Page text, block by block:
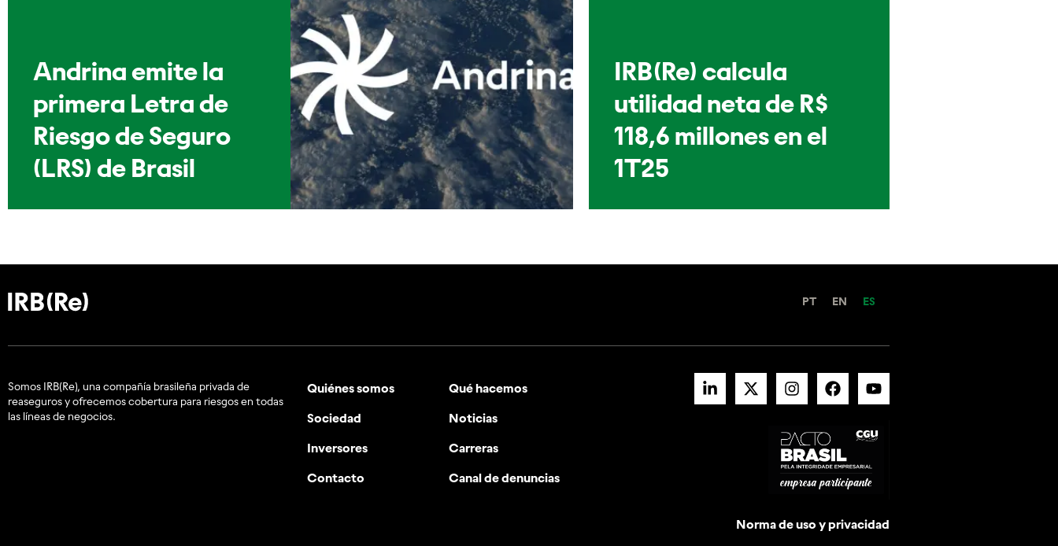
Andrina emite la
primera Letra de
Riesgo de Seguro
(LRS) de Brasil
IRB(Re) calcula
utilidad neta de R$
118,6 millones en el
1T25
PT EN ES
Somos IRB(Re), una compañía brasileña privada de
reaseguros y ofrecemos cobertura para riesgos en todas
las líneas de negocios.
Quiénes somos Qué hacemos
Sociedad Noticias
Inversores Carreras
Contacto Canal de denuncias
Norma de uso y privacidad